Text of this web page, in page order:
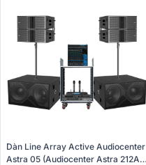
Dàn Line Array Active Audiocenter
Astra 05 (Audiocenter Astra 212A,